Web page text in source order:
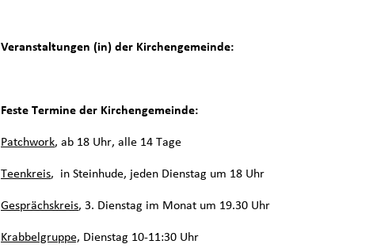
Veranstaltungen (in) der Kirchengemeinde:
Feste Termine der Kirchengemeinde:
Patchwork, ab 18 Uhr, alle 14 Tage
Teenkreis, in Steinhude, jeden Dienstag um 18 Uhr
Gesprächskreis, 3. Dienstag im Monat um 19.30 Uhr
Krabbelgruppe, Dienstag 10-11:30 Uhr